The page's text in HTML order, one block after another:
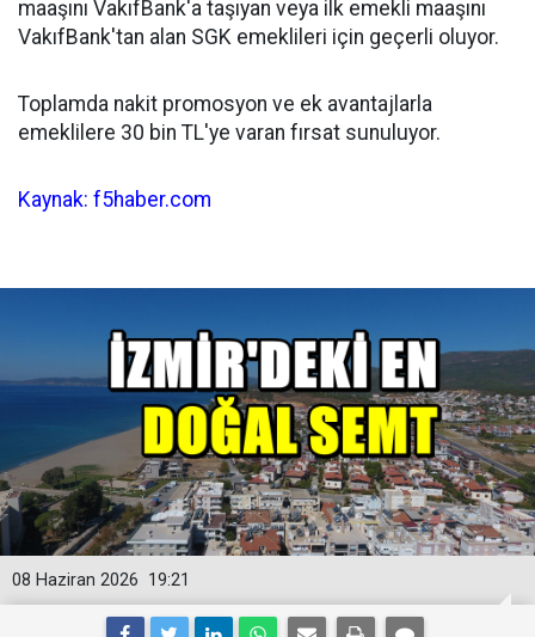
maaşını VakıfBank'a taşıyan veya ilk emekli maaşını
VakıfBank'tan alan SGK emeklileri için geçerli oluyor.
Toplamda nakit promosyon ve ek avantajlarla
emeklilere 30 bin TL'ye varan fırsat sunuluyor.
Kaynak: f5haber.com
19:21
08 Haziran 2026